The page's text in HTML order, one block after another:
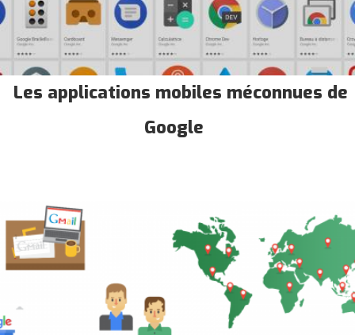
Les applications mobiles méconnues de
Google